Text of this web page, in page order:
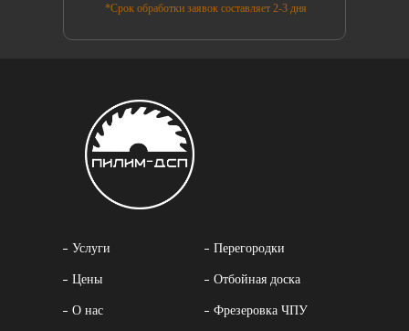
*Срок обработки заявок составляет 2-3 дня
Услуги
Цены
О нас
Перегородки
Отбойная доска
Фрезеровка ЧПУ